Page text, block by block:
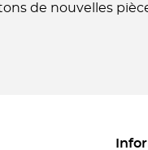
de nouvelles